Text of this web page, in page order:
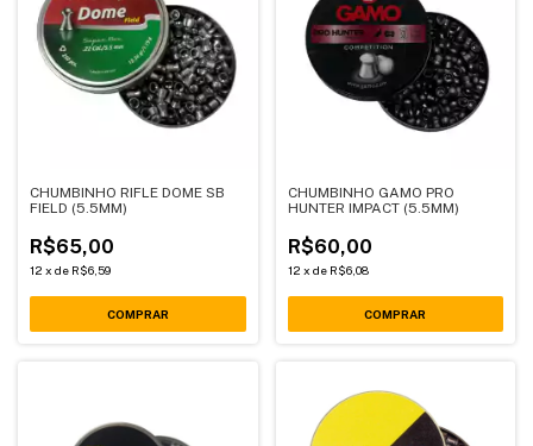
CHUMBINHO RIFLE DOME SB
FIELD (5.5MM)
R$65,00
12 x de R$6,59
CHUMBINHO GAMO PRO
HUNTER IMPACT (5.5MM)
R$60,00
12 x de R$6,08
COMPRAR